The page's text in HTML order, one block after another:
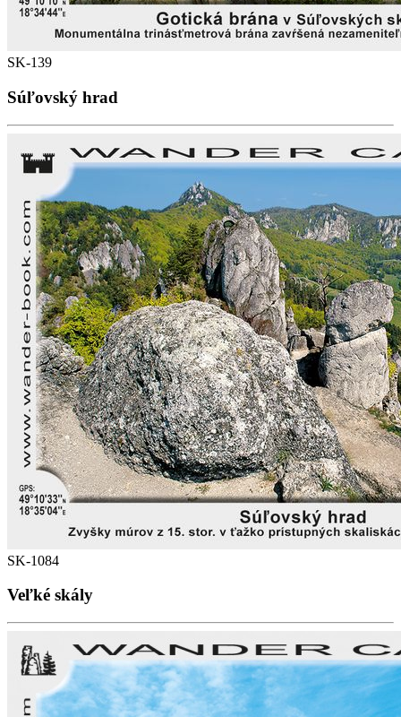
SK-139
Súľovský hrad
SK-1084
Veľké skály